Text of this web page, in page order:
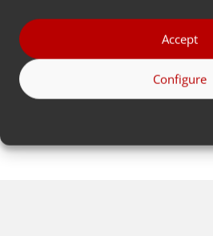
Accept
Configure